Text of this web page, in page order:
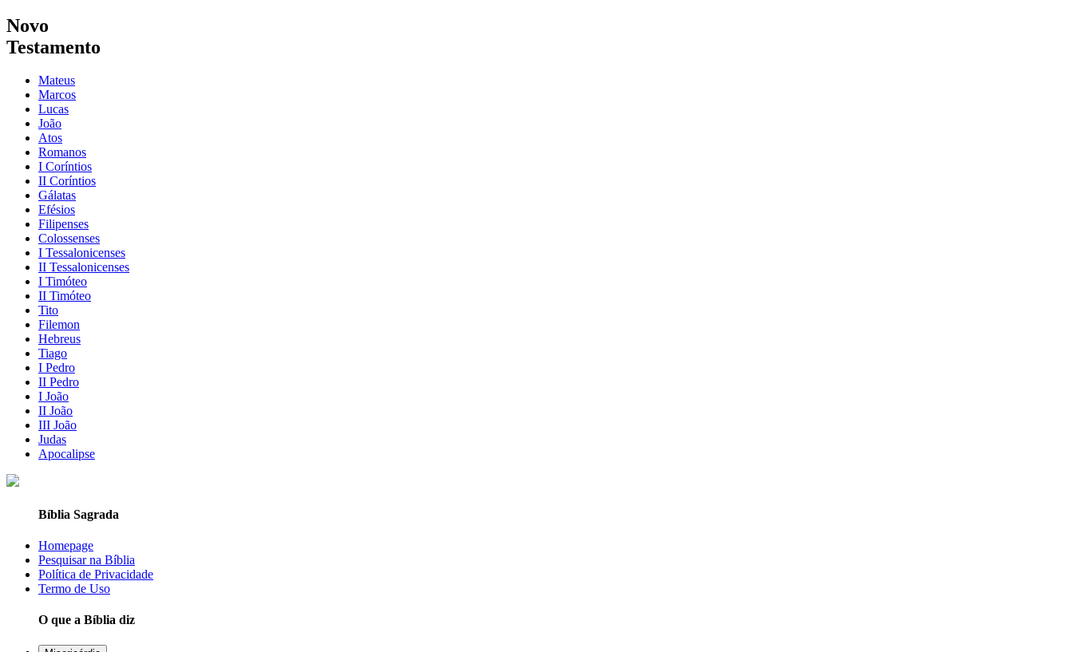
Novo
Testamento
Mateus
Marcos
Lucas
João
Atos
Romanos
I Coríntios
II Coríntios
Gálatas
Efésios
Filipenses
Colossenses
I Tessalonicenses
II Tessalonicenses
I Timóteo
II Timóteo
Tito
Filemon
Hebreus
Tiago
I Pedro
II Pedro
I João
II João
III João
Judas
Apocalipse
Bíblia Sagrada
Homepage
Pesquisar na Bíblia
Política de Privacidade
Termo de Uso
O que a Bíblia diz